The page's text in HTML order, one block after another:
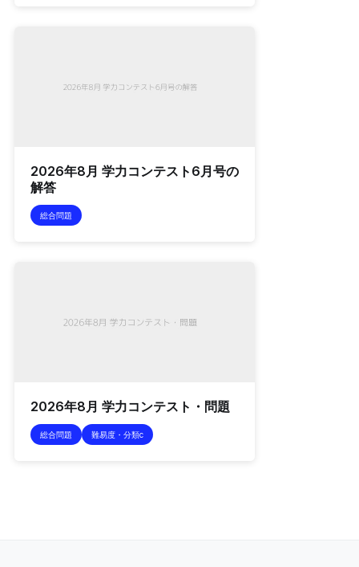
2026年8月 学力コンテスト6月号の
解答
総合問題
2026年8月 学力コンテスト・問題
総合問題 難易度・分類c